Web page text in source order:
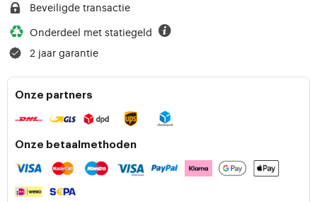
Beveiligde transactie
Onderdeel met statiegeld
2 jaar garantie
Onze partners
Onze betaalmethoden